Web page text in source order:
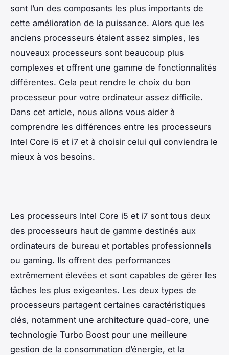
sont l’un des composants les plus importants de
cette amélioration de la puissance. Alors que les
anciens processeurs étaient assez simples, les
nouveaux processeurs sont beaucoup plus
complexes et offrent une gamme de fonctionnalités
différentes. Cela peut rendre le choix du bon
processeur pour votre ordinateur assez difficile.
Dans cet article, nous allons vous aider à
comprendre les différences entre les processeurs
Intel Core i5 et i7 et à choisir celui qui conviendra le
mieux à vos besoins.
Les processeurs Intel Core i5 et i7 sont tous deux
des processeurs haut de gamme destinés aux
ordinateurs de bureau et portables professionnels
ou gaming. Ils offrent des performances
extrêmement élevées et sont capables de gérer les
tâches les plus exigeantes. Les deux types de
processeurs partagent certaines caractéristiques
clés, notamment une architecture quad-core, une
technologie Turbo Boost pour une meilleure
gestion de la consommation d’énergie, et la